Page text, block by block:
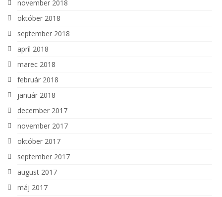
november 2018
október 2018
september 2018
apríl 2018
marec 2018
február 2018
január 2018
december 2017
november 2017
október 2017
september 2017
august 2017
máj 2017